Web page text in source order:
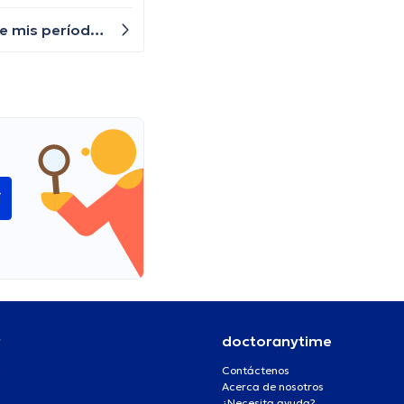
¿Por qué estoy experimentando sangrado vaginal anormal? Últimamente he notado manchas de sangre entre mis períodos menstruales y esto me preocupa. ¿Qué podría estar causando esto?
doctoranytime
Contáctenos
Acerca de nosotros